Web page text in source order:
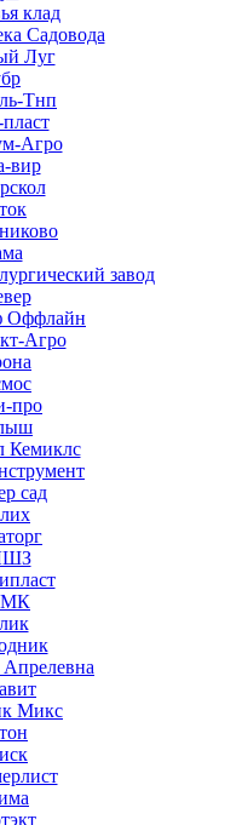
клад
Садовода
Луг
Тнп
Агро
вир
завод
Оффлайн
Агро
про
Кемиклс
сад
Микс